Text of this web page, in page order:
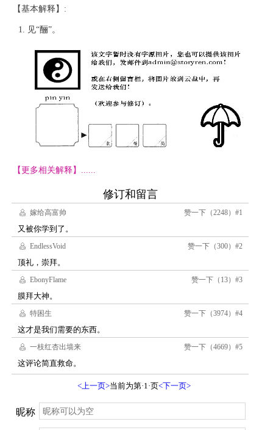
【基本解释】:
见“酾”。
【更多相关解释】......